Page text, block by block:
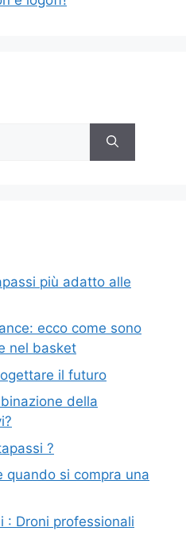
più adatto alle
ecco come sono
nel basket
il futuro
della
?
quando si compra una
: Droni professionali